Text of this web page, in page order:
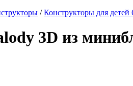
/Конструкторы для детей
3D из